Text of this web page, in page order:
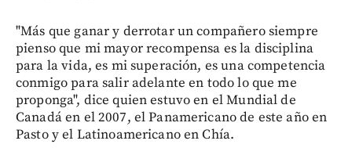
"Más que ganar y derrotar un compañero siempre
pienso que mi mayor recompensa es la disciplina
para la vida, es mi superación, es una competencia
conmigo para salir adelante en todo lo que me
proponga", dice quien estuvo en el Mundial de
Canadá en el 2007, el Panamericano de este año en
Pasto y el Latinoamericano en Chía.